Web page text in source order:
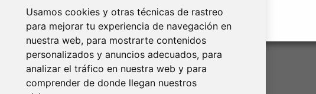
Usamos cookies y otras técnicas de rastreo
para mejorar tu experiencia de navegación en
nuestra web, para mostrarte contenidos
personalizados y anuncios adecuados, para
analizar el tráfico en nuestra web y para
comprender de donde llegan nuestros
He leído y acepto la Política de Privacidad